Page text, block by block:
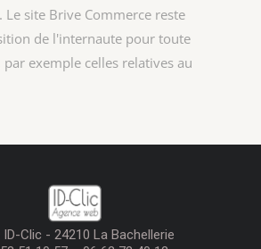
site Brive Commerce reste
de l'internaute pour toute
exemple celles relatives au
ID-Clic - 24210 La Bachellerie